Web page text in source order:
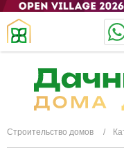
Строительство домов